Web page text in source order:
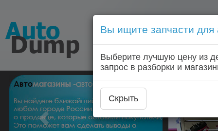
Голосовой запрос
Главная
Вы ищите запчасти для
Выберите лучшую цену из
запрос в разборки и
Скрыть